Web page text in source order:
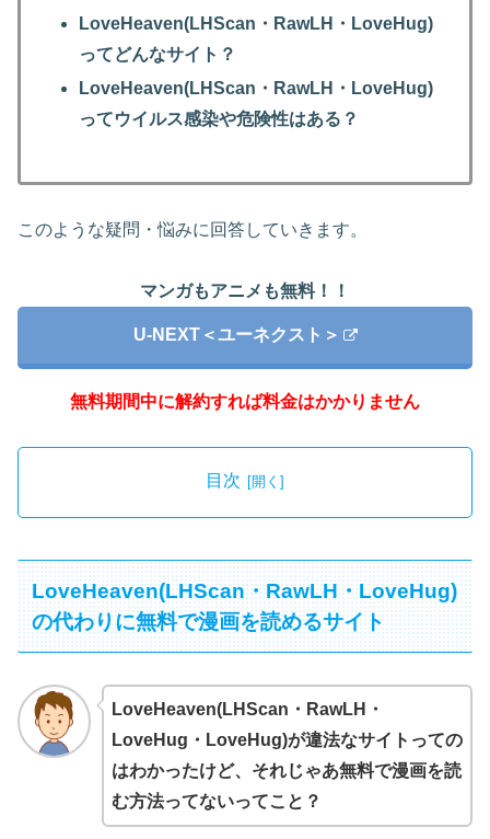
LoveHeaven(LHScan・RawLH・LoveHug)
ってどんなサイト？
LoveHeaven(LHScan・RawLH・LoveHug)
ってウイルス感染や危険性はある？
このような疑問・悩みに回答していきます。
マンガもアニメも無料！！
U-NEXT＜ユーネクスト＞
無料期間中に解約すれば料金はかかりません
目次
LoveHeaven(LHScan・RawLH・LoveHug)
の代わりに無料で漫画を読めるサイト
LoveHeaven(LHScan・RawLH・
LoveHug・LoveHug)が違法なサイトっての
はわかったけど、それじゃあ無料で漫画を読
む方法ってないってこと？